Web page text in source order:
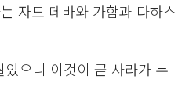
자도 데바와 가함과 다하스
으니 이것이 곧 사라가 누